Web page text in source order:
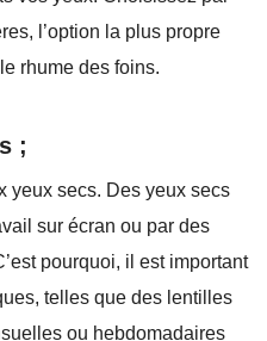
l’option la plus propre
rhume des foins.
;
yeux secs. Des yeux secs
sur écran ou par des
pourquoi, il est important
telles que des lentilles
ou hebdomadaires